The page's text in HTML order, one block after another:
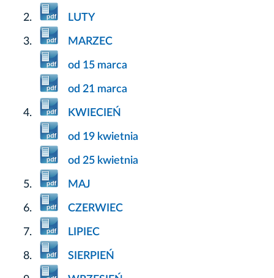
LUTY
MARZEC
od 15 marca
od 21 marca
KWIECIEŃ
od 19 kwietnia
od 25 kwietnia
MAJ
CZERWIEC
LIPIEC
SIERPIEŃ